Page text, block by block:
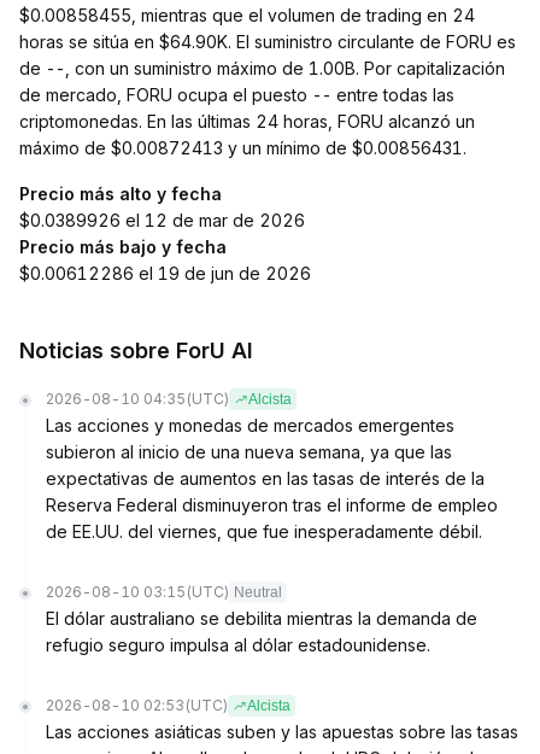
$0.00858455, mientras que el volumen de trading en 24
horas se sitúa en $64.90K. El suministro circulante de FORU es
de --, con un suministro máximo de 1.00B. Por capitalización
de mercado, FORU ocupa el puesto -- entre todas las
criptomonedas. En las últimas 24 horas, FORU alcanzó un
máximo de $0.00872413 y un mínimo de $0.00856431.
Precio más alto y fecha
$0.0389926 el 12 de mar de 2026
Precio más bajo y fecha
$0.00612286 el 19 de jun de 2026
Noticias sobre ForU AI
2026-08-10 04:35 (UTC) Alcista
Las acciones y monedas de mercados emergentes
subieron al inicio de una nueva semana, ya que las
expectativas de aumentos en las tasas de interés de la
Reserva Federal disminuyeron tras el informe de empleo
de EE.UU. del viernes, que fue inesperadamente débil.
2026-08-10 03:15 (UTC) Neutral
El dólar australiano se debilita mientras la demanda de
refugio seguro impulsa al dólar estadounidense.
2026-08-10 02:53 (UTC) Alcista
Las acciones asiáticas suben y las apuestas sobre las tasas